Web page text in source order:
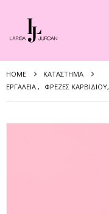
HOME
ΚΑΤΆΣΤΗΜΑ
EΡΓΑΛΕΊΑ., ΦΡΈΖΕΣ ΚΑΡΒΙΔΊΟΥ,